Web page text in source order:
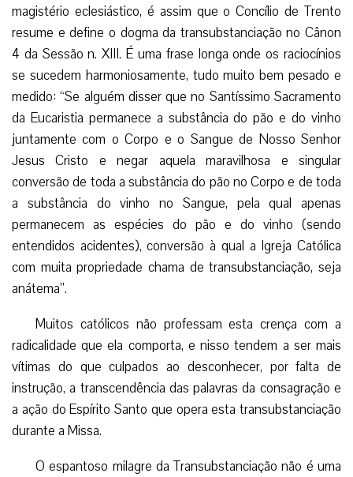
magistério eclesiástico, é assim que o Concílio de Trento
resume e define o dogma da transubstanciação no Cânon
4 da Sessão n. XIII. É uma frase longa onde os raciocínios
se sucedem harmoniosamente, tudo muito bem pesado e
medido: “Se alguém disser que no Santíssimo Sacramento
da Eucaristia permanece a substância do pão e do vinho
juntamente com o Corpo e o Sangue de Nosso Senhor
Jesus Cristo e negar aquela maravilhosa e singular
conversão de toda a substância do pão no Corpo e de toda
a substância do vinho no Sangue, pela qual apenas
permanecem as espécies do pão e do vinho (sendo
entendidos acidentes), conversão à qual a Igreja Católica
com muita propriedade chama de transubstanciação, seja
anátema”.
Muitos católicos não professam esta crença com a
radicalidade que ela comporta, e nisso tendem a ser mais
vítimas do que culpados ao desconhecer, por falta de
instrução, a transcendência das palavras da consagração e
a ação do Espírito Santo que opera esta transubstanciação
durante a Missa.
O espantoso milagre da Transubstanciação não é uma